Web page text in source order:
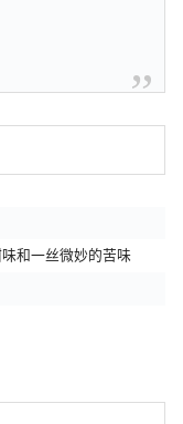
和一丝微妙的苦味